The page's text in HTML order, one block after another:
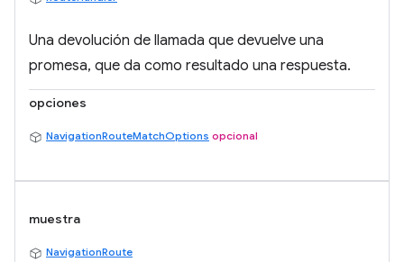
Una devolución de llamada que devuelve una
promesa, que da como resultado una respuesta.
opciones
NavigationRouteMatchOptions opcional
muestra
NavigationRoute